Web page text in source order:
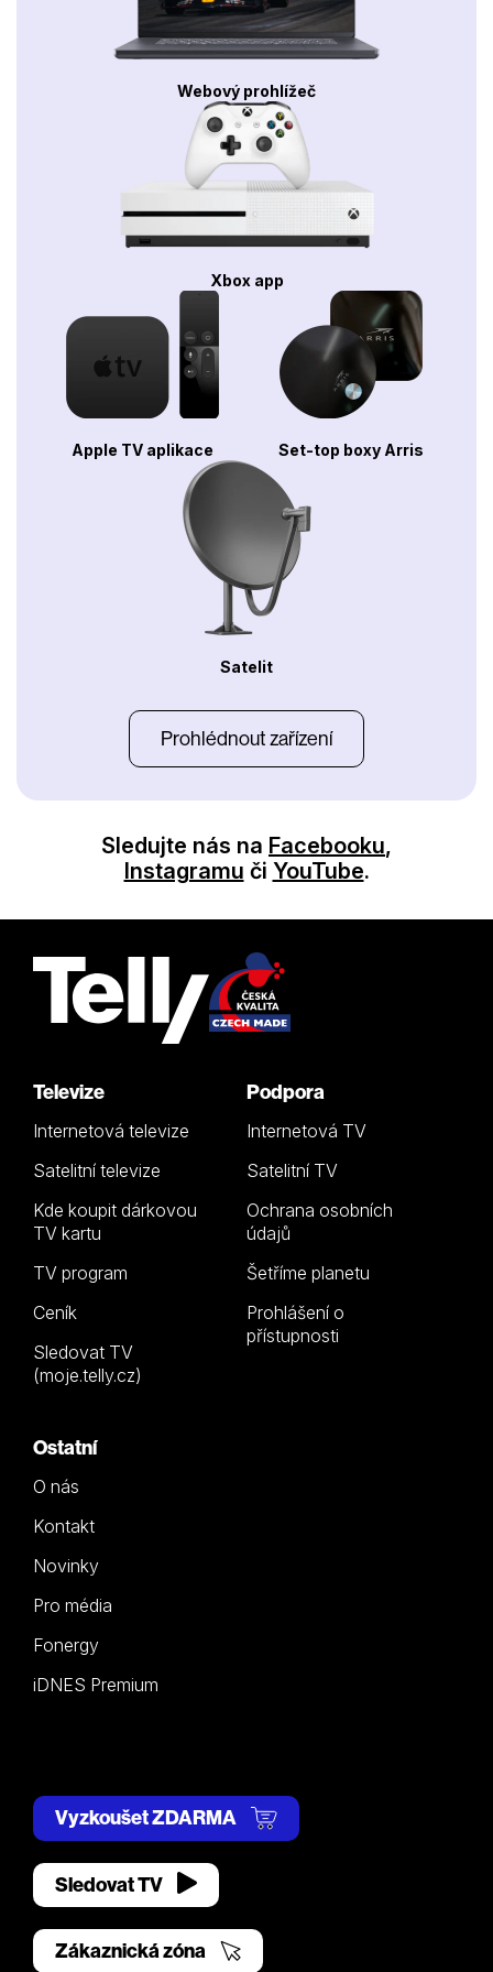
Webový prohlížeč
Xbox app
Apple TV aplikace Set-top boxy Arris
Satelit
Prohlédnout zařízení
Sledujte nás na Facebooku,
Instagramu či YouTube.
Televize
Internetová televize
Satelitní televize
Kde koupit dárkovou
TV kartu
TV program
Ceník
Sledovat TV
(moje.telly.cz)
Podpora
Internetová TV
Satelitní TV
Ochrana osobních
údajů
Šetříme planetu
Prohlášení o
přístupnosti
Ostatní
O nás
Kontakt
Novinky
Pro média
Fonergy
iDNES Premium
Vyzkoušet ZDARMA
Sledovat TV
Zákaznická zóna